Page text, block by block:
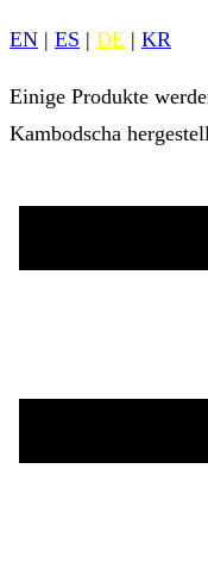
EN | ES | DE | KR
Einige Produkte
Kambodscha